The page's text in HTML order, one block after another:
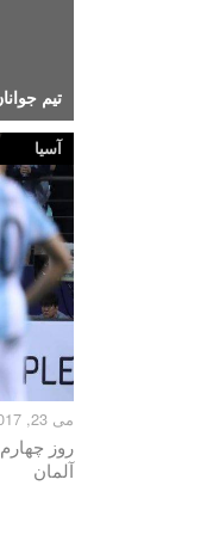
تیم
آسیا
می 23, 2017 5:59 ب.ظ
روز
آلمان